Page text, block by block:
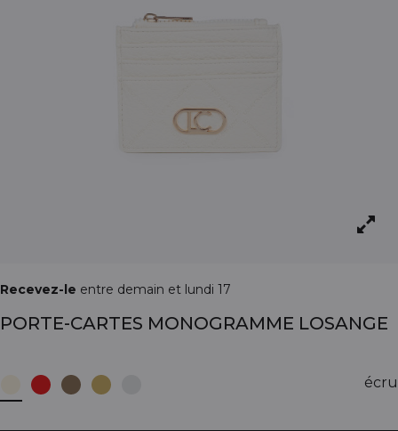
Recevez-le entre demain et lundi 17
PORTE-CARTES MONOGRAMME LOSANGE
écru